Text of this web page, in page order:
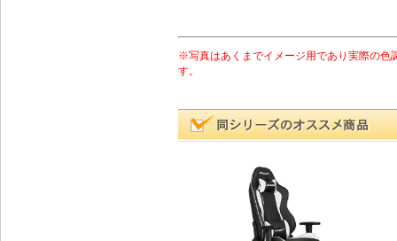
※写真はあくまでイメージ用であり実際の色
す。